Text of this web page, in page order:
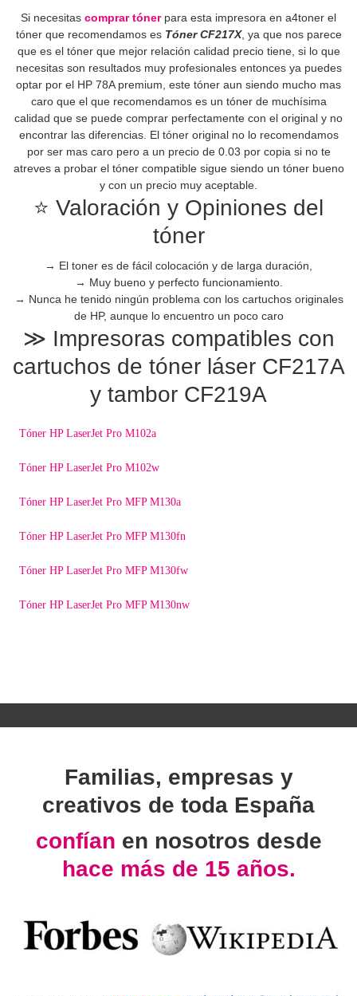
Si necesitas comprar tónerpara esta impresora en a4toner el
tóner que recomendamos es Tóner CF217X, ya que nos parece
que es el tóner que mejor relación calidad precio tiene, si lo que
necesitas son resultados muy profesionales entonces ya puedes
optar por el HP 78A premium, este tóner aun siendo mucho mas
caro que el que recomendamos es un tóner de muchísima
calidad que se puede comprar perfectamente con el original y no
encontrar las diferencias. El tóner original no lo recomendamos
por ser mas caro pero a un precio de 0.03 por copia si no te
atreves a probar el tóner compatible sigue siendo un tóner bueno
y con un precio muy aceptable.
⭐ Valoración y Opiniones del
tóner
→ El toner es de fácil colocación y de larga duración,
→ Muy bueno y perfecto funcionamiento.
→ Nunca he tenido ningún problema con los cartuchos originales
de HP, aunque lo encuentro un poco caro
≫ Impresoras compatibles con
cartuchos de tóner láser CF217A
y tambor CF219A
Tóner HP LaserJet Pro M102a
Tóner HP LaserJet Pro M102w
Tóner HP LaserJet Pro MFP M130a
Tóner HP LaserJet Pro MFP M130fn
Tóner HP LaserJet Pro MFP M130fw
Tóner HP LaserJet Pro MFP M130nw
Familias, empresas y
creativos de toda España
confían en nosotros desde
hace más de 15 años.